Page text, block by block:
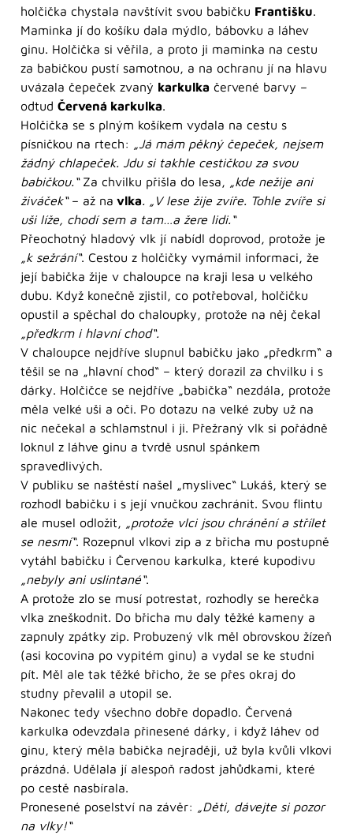
holčička chystala navštívit svou babičku Františku.
Maminka jí do košíku dala mýdlo, bábovku a láhev
ginu. Holčička si věřila, a proto ji maminka na cestu
za babičkou pustí samotnou, a na ochranu jí na hlavu
uvázala čepeček zvaný karkulka červené barvy –
odtud Červená karkulka.
Holčička se s plným košíkem vydala na cestu s
písničkou na rtech: „Já mám pěkný čepeček, nejsem
žádný chlapeček. Jdu si takhle cestičkou za svou
babičkou.“Za chvilku přišla do lesa, „kde nežije ani
živáček“– až na vlka. „V lese žije zvíře. Tohle zvíře si
uši líže, chodí sem a tam…a žere lidi.“
Přeochotný hladový vlk jí nabídl doprovod, protože je
„k sežrání“. Cestou z holčičky vymámil informaci, že
její babička žije v chaloupce na kraji lesa u velkého
dubu. Když konečně zjistil, co potřeboval, holčičku
opustil a spěchal do chaloupky, protože na něj čekal
„předkrm i hlavní chod“.
V chaloupce nejdříve slupnul babičku jako „předkrm“ a
těšil se na „hlavní chod“ – který dorazil za chvilku i s
dárky. Holčičce se nejdříve „babička“ nezdála, protože
měla velké uši a oči. Po dotazu na velké zuby už na
nic nečekal a schlamstnul i ji. Přežraný vlk si pořádně
loknul z láhve ginu a tvrdě usnul spánkem
spravedlivých.
V publiku se naštěstí našel „myslivec“ Lukáš, který se
rozhodl babičku i s její vnučkou zachránit. Svou flintu
ale musel odložit, „protože vlci jsou chránění a střílet
se nesmí“. Rozepnul vlkovi zip a z břicha mu postupně
vytáhl babičku i Červenou karkulka, které kupodivu
„nebyly ani uslintané“.
A protože zlo se musí potrestat, rozhodly se herečka
vlka zneškodnit. Do břicha mu daly těžké kameny a
zapnuly zpátky zip. Probuzený vlk měl obrovskou žízeň
(asi kocovina po vypitém ginu) a vydal se ke studni
pít. Měl ale tak těžké břicho, že se přes okraj do
studny převalil a utopil se.
Nakonec tedy všechno dobře dopadlo. Červená
karkulka odevzdala přinesené dárky, i když láhev od
ginu, který měla babička nejraději, už byla kvůli vlkovi
prázdná. Udělala jí alespoň radost jahůdkami, které
po cestě nasbírala.
Pronesené poselství na závěr: „Děti, dávejte si pozor
na vlky!“